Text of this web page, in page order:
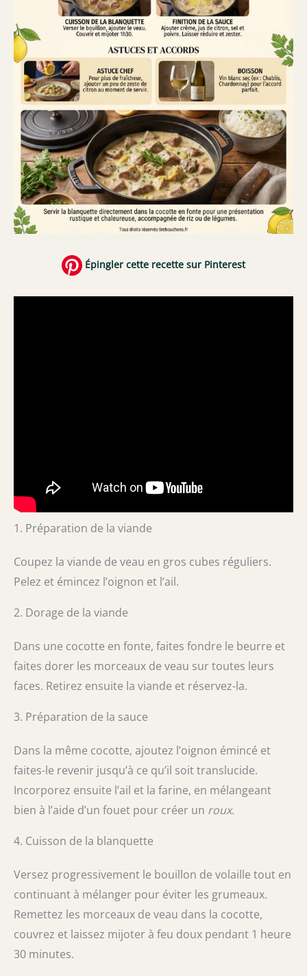
Épingler cette recette sur Pinterest
1. Préparation de la viande
Coupez la viande de veau en gros cubes réguliers.
Pelez et émincez l’oignon et l’ail.
2. Dorage de la viande
Dans une cocotte en fonte, faites fondre le beurre et
faites dorer les morceaux de veau sur toutes leurs
faces. Retirez ensuite la viande et réservez-la.
3. Préparation de la sauce
Dans la même cocotte, ajoutez l’oignon émincé et
faites-le revenir jusqu’à ce qu’il soit translucide.
Incorporez ensuite l’ail et la farine, en mélangeant
bien à l’aide d’un fouet pour créer un roux.
4. Cuisson de la blanquette
Versez progressivement le bouillon de volaille tout en
continuant à mélanger pour éviter les grumeaux.
Remettez les morceaux de veau dans la cocotte,
couvrez et laissez mijoter à feu doux pendant 1 heure
30 minutes.